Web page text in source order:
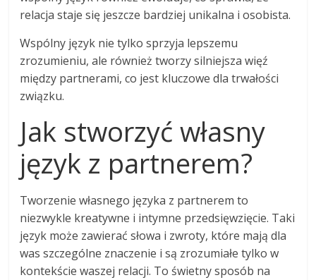
relacja staje się jeszcze bardziej unikalna i osobista.
Wspólny język nie tylko sprzyja lepszemu
zrozumieniu, ale również tworzy silniejsza więź
między partnerami, co jest kluczowe dla trwałości
związku.
Jak stworzyć własny
język z partnerem?
Tworzenie własnego języka z partnerem to
niezwykle kreatywne i intymne przedsięwzięcie. Taki
język może zawierać słowa i zwroty, które mają dla
was szczególne znaczenie i są zrozumiałe tylko w
kontekście waszej relacji. To świetny sposób na